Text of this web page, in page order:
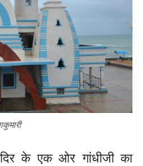
के एक ओर गांधीजी का